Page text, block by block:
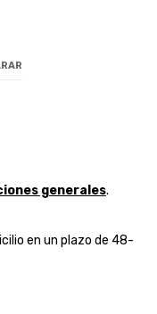
generales.
en un plazo de 48-